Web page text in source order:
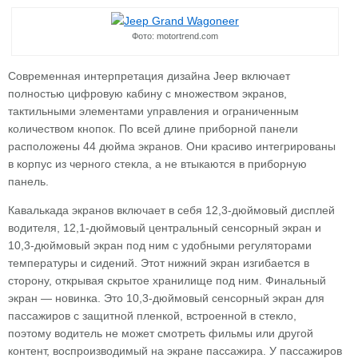
Фото: motortrend.com
Современная интерпретация дизайна Jeep включает
полностью цифровую кабину с множеством экранов,
тактильными элементами управления и ограниченным
количеством кнопок. По всей длине приборной панели
расположены 44 дюйма экранов. Они красиво интегрированы
в корпус из черного стекла, а не втыкаются в приборную
панель.
Кавалькада экранов включает в себя 12,3-дюймовый дисплей
водителя, 12,1-дюймовый центральный сенсорный экран и
10,3-дюймовый экран под ним с удобными регуляторами
температуры и сидений. Этот нижний экран изгибается в
сторону, открывая скрытое хранилище под ним. Финальный
экран — новинка. Это 10,3-дюймовый сенсорный экран для
пассажиров с защитной пленкой, встроенной в стекло,
поэтому водитель не может смотреть фильмы или другой
контент, воспроизводимый на экране пассажира. У пассажиров